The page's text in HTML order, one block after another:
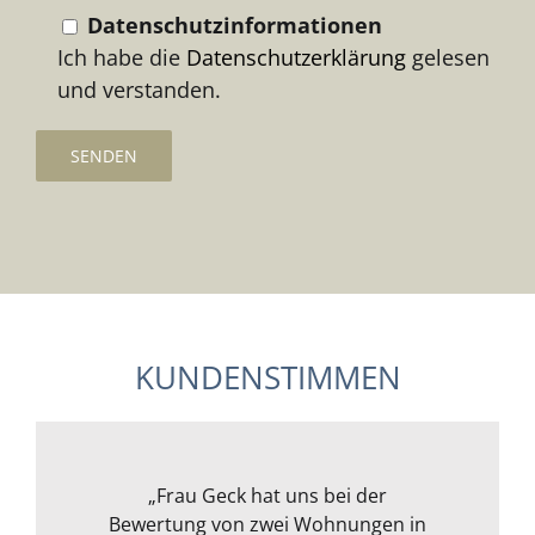
Datenschutzinformationen
Ich habe die Datenschutzerklärung gelesen
und verstanden.
KUNDENSTIMMEN
„Frau Geck hat uns bei der
Bewertung von zwei Wohnungen in
„Wir wollten ein Kapitalanlageobjekt
im Rheingau von Frau Geck prüfen
„Ich war erst unsicher, da ich mich
mit der Materie überhaupt nicht
Frau Geck hat für uns eine Wohnung
in Mainz begutachtet und wir
„Meine Frau und ich können Frau
Geck uneingeschränkt